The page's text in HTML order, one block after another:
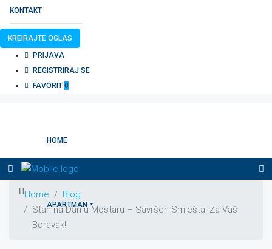
KONTAKT
KREIRAJTE OGLAS
PRIJAVA
REGISTRIRAJ SE
FAVORIT 0
HOME
APARTMAN
Home
Blog
Stan na Dan u Mostaru – Savršen Smještaj Za Vaš
Boravak!